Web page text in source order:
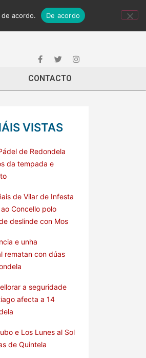
CONTACTO
VISTAS
de Redondela
da tempada e
de Vilar de Infesta
Concello polo
deslinde con Mos
e unha
rematan con dúas
a seguridade
afecta a 14
e Los Lunes al Sol
de Quintela
acordo. De acordo